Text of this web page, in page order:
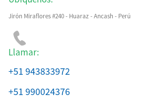
Jirón Miraflores #240 - Huaraz - Ancash - Perú
Llamar:
+51 943833972
+51 990024376